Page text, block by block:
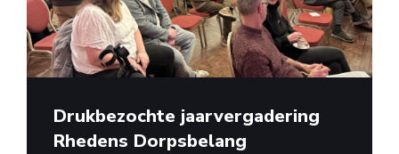
Drukbezochte jaarvergadering
Rhedens Dorpsbelang